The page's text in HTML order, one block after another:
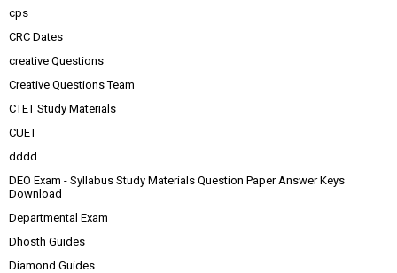
cps
CRC Dates
creative Questions
Creative Questions Team
CTET Study Materials
CUET
dddd
DEO Exam - Syllabus Study Materials Question Paper Answer Keys
Download
Departmental Exam
Dhosth Guides
Diamond Guides